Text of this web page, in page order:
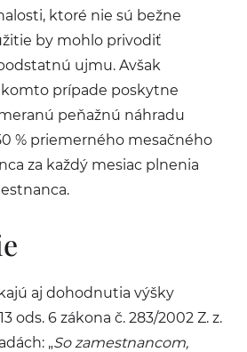
ktoré nie sú bežne
by mohlo privodiť
ujmu. Avšak
prípade poskytne
peňažnú náhradu
% priemerného mesačného
za každý mesiac plnenia
aj dohodnutia výšky
ods. 6 zákona č. 283/2002 Z. z.
„So zamestnancom,